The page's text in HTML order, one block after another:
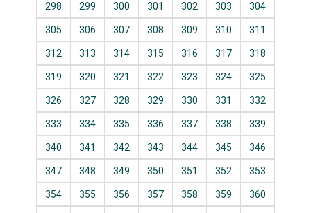
298 299 300 301 302 303 304
305 306 307 308 309 310 311
312 313 314 315 316 317 318
319 320 321 322 323 324 325
326 327 328 329 330 331 332
333 334 335 336 337 338 339
340 341 342 343 344 345 346
347 348 349 350 351 352 353
354 355 356 357 358 359 360